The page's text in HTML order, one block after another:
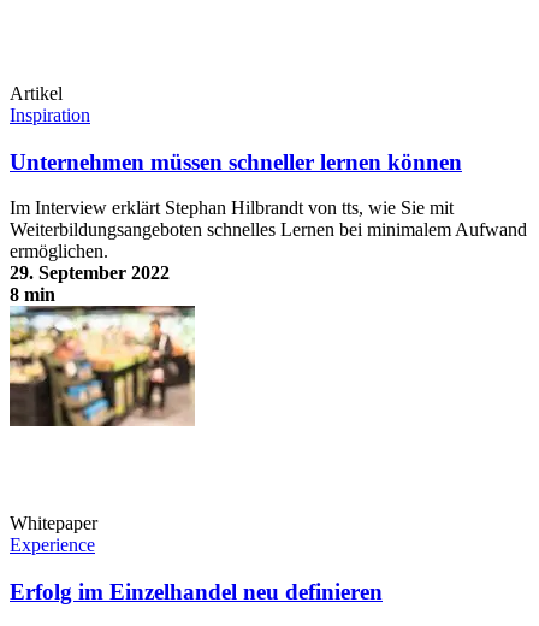
Artikel
Inspiration
Unternehmen müssen schneller lernen können
Im Interview erklärt Stephan Hilbrandt von tts, wie Sie mit
Weiterbildungsangeboten schnelles Lernen bei minimalem Aufwand
ermöglichen.
29. September 2022
8 min
Unternehmen müssen schneller lernen können
Whitepaper
Experience
Erfolg im Einzelhandel neu definieren